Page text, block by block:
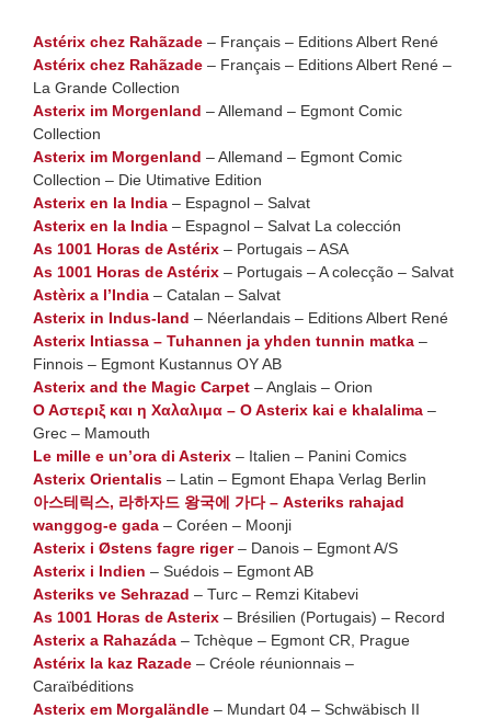
Astérix chez Rahãzade – Français – Editions Albert René
Astérix chez Rahãzade – Français – Editions Albert René –
La Grande Collection
Asterix im Morgenland – Allemand – Egmont Comic
Collection
Asterix im Morgenland – Allemand – Egmont Comic
Collection – Die Utimative Edition
Asterix en la India – Espagnol – Salvat
Asterix en la India – Espagnol – Salvat La colección
As 1001 Horas de Astérix – Portugais – ASA
As 1001 Horas de Astérix – Portugais – A colecção – Salvat
Astèrix a l’India – Catalan – Salvat
Asterix in Indus-land – Néerlandais – Editions Albert René
Asterix Intiassa – Tuhannen ja yhden tunnin matka –
Finnois – Egmont Kustannus OY AB
Asterix and the Magic Carpet – Anglais – Orion
Ο Αστεριξ και η Χαλαλιμα – O Asterix kai e khalalima –
Grec – Mamouth
Le mille e un’ora di Asterix – Italien – Panini Comics
Asterix Orientalis – Latin – Egmont Ehapa Verlag Berlin
아스테릭스, 라하자드 왕국에 가다 – Asteriks rahajad
wanggog-e gada – Coréen – Moonji
Asterix i Østens fagre riger– Danois – Egmont A/S
Asterix i Indien – Suédois – Egmont AB
Asteriks ve Sehrazad – Turc – Remzi Kitabevi
As 1001 Horas de Asterix – Brésilien (Portugais) – Record
Asterix a Rahazáda – Tchèque – Egmont CR, Prague
Astérix la kaz Razade – Créole réunionnais –
Caraïbéditions
Asterix em Morgaländle – Mundart 04 – Schwäbisch II